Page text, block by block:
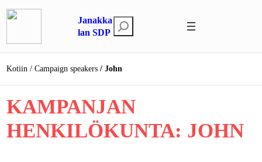
Siirry
sisältöön
Janakka
lan SDP
t
s
i
Kotiin Campaign speakers John
KAMPANJAN
HENKILÖKUNTA: JOHN